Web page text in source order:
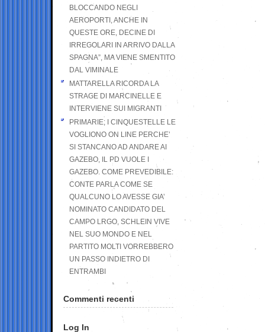
BLOCCANDO NEGLI
AEROPORTI, ANCHE IN
QUESTE ORE, DECINE DI
IRREGOLARI IN ARRIVO DALLA
SPAGNA”, MA VIENE SMENTITO
DAL VIMINALE
MATTARELLA RICORDA LA
STRAGE DI MARCINELLE E
INTERVIENE SUI MIGRANTI
PRIMARIE; I CINQUESTELLE LE
VOGLIONO ON LINE PERCHE’
SI STANCANO AD ANDARE AI
GAZEBO, IL PD VUOLE I
GAZEBO. COME PREVEDIBILE:
CONTE PARLA COME SE
QUALCUNO LO AVESSE GIA’
NOMINATO CANDIDATO DEL
CAMPO LRGO, SCHLEIN VIVE
NEL SUO MONDO E NEL
PARTITO MOLTI VORREBBERO
UN PASSO INDIETRO DI
ENTRAMBI
Commenti recenti
Log In